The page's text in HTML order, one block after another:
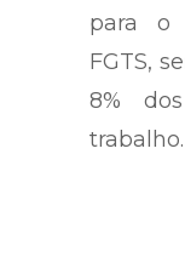
para o
FGTS,
8%
trabalho.